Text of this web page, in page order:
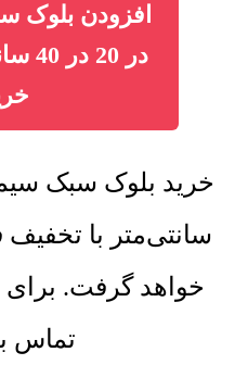
در
سانتی‌متر با
خواهد گرفت. برای
تماس